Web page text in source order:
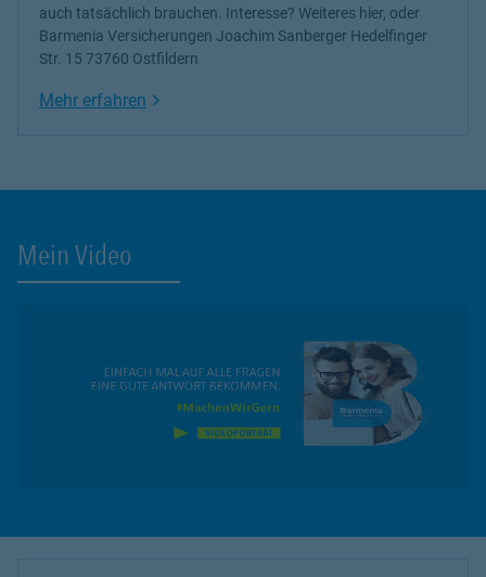
auch tatsächlich brauchen. Interesse? Weiteres hier, oder
Barmenia Versicherungen Joachim Sanberger Hedelfinger
Str. 15 73760 Ostfildern
Mehr erfahren Link Opens in New Tab
Mein Video